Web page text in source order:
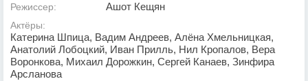
Режиссер: Ашот Кещян
Актёры:
Катерина Шпица, Вадим Андреев, Алёна Хмельницкая,
Анатолий Лобоцкий, Иван Прилль, Нил Кропалов, Вера
Воронкова, Михаил Дорожкин, Сергей Канаев, Зинфира
Арсланова